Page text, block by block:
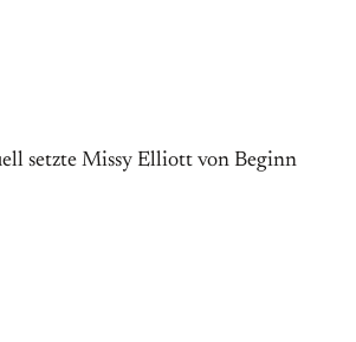
setzte Missy Elliott von Beginn